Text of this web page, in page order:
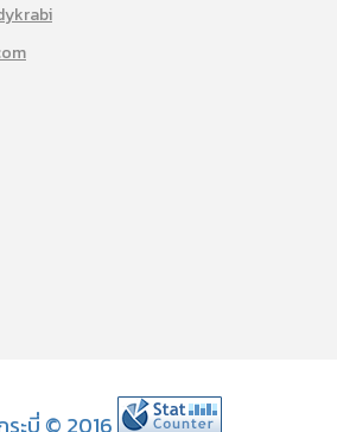
ะบี่ © 2016